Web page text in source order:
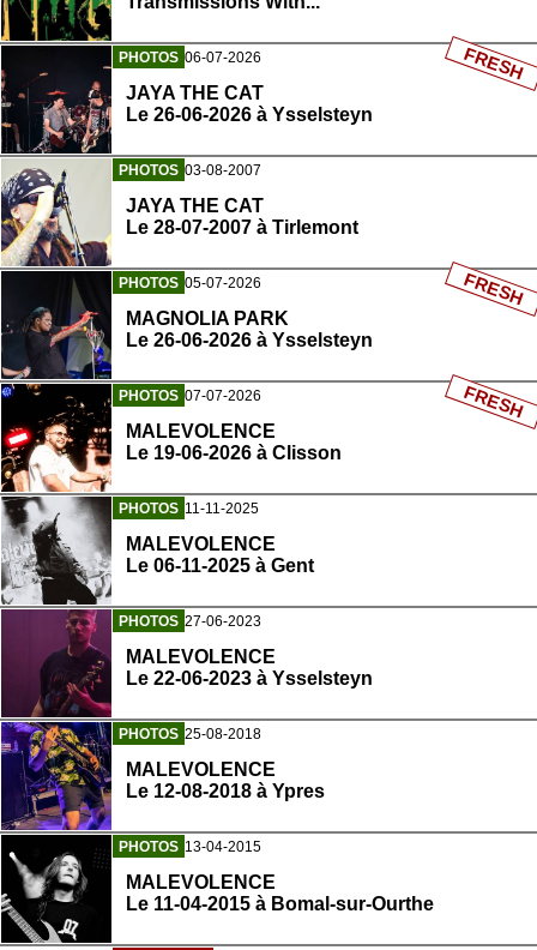
PHOTOS 06-07-2026
JAYA THE CAT
Le 26-06-2026 à Ysselsteyn
FRESH
PHOTOS 03-08-2007
JAYA THE CAT
Le 28-07-2007 à Tirlemont
PHOTOS 05-07-2026
MAGNOLIA PARK
Le 26-06-2026 à Ysselsteyn
FRESH
PHOTOS 07-07-2026
MALEVOLENCE
Le 19-06-2026 à Clisson
FRESH
PHOTOS 11-11-2025
MALEVOLENCE
Le 06-11-2025 à Gent
PHOTOS 27-06-2023
MALEVOLENCE
Le 22-06-2023 à Ysselsteyn
PHOTOS 25-08-2018
MALEVOLENCE
Le 12-08-2018 à Ypres
PHOTOS 13-04-2015
MALEVOLENCE
Le 11-04-2015 à Bomal-sur-Ourthe